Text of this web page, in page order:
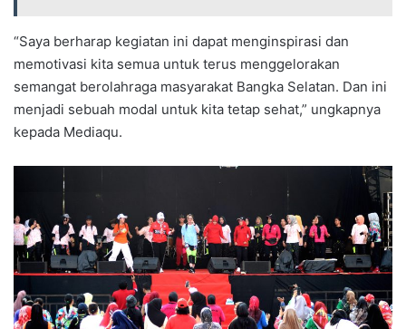
“Saya berharap kegiatan ini dapat menginspirasi dan
memotivasi kita semua untuk terus menggelorakan
semangat berolahraga masyarakat Bangka Selatan. Dan ini
menjadi sebuah modal untuk kita tetap sehat,” ungkapnya
kepada Mediaqu.